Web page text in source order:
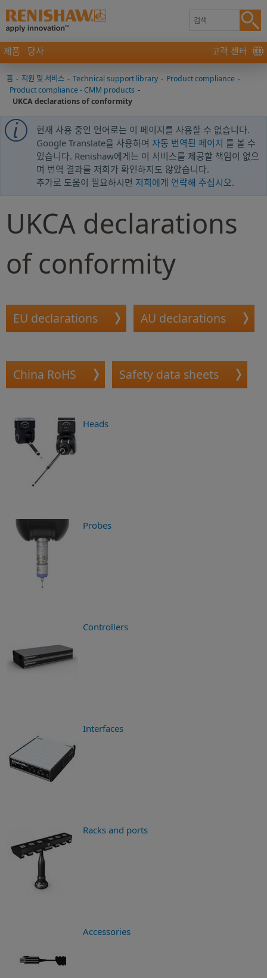
제품 당사 고객 센터
홈 - 지원 및 서비스 - Technical support library - Product compliance -
Product compliance - CMM products -
UKCA declarations of conformity
현재 사용 중인 언어로는 이 페이지를 사용할 수 없습니다.
Google Translate을 사용하여 자동 번역된 페이지 를 볼 수
있습니다. Renishaw에게는 이 서비스를 제공할 책임이 없으
며 번역 결과를 저희가 확인하지도 않았습니다.
추가로 도움이 필요하시면 저희에게 연락해 주십시오.
UKCA declarations
of conformity
EU declarations AU declarations
China RoHS Safety data sheets
Heads
Probes
Controllers
Interfaces
Racks and ports
Accessories